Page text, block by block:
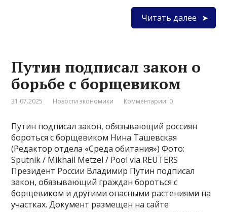
Читать далее
Путин подписал закон о
борьбе с борщевиком
31.07.2025 Новости экономики Комментарии: 0
Путин подписал закон, обязывающий россиян
бороться с борщевиком Нина Ташевская
(Редактор отдела «Среда обитания») Фото:
Sputnik / Mikhail Metzel / Pool via REUTERS
Президент России Владимир Путин подписал
закон, обязывающий граждан бороться с
борщевиком и другими опасными растениями на
участках. Документ размещен на сайте